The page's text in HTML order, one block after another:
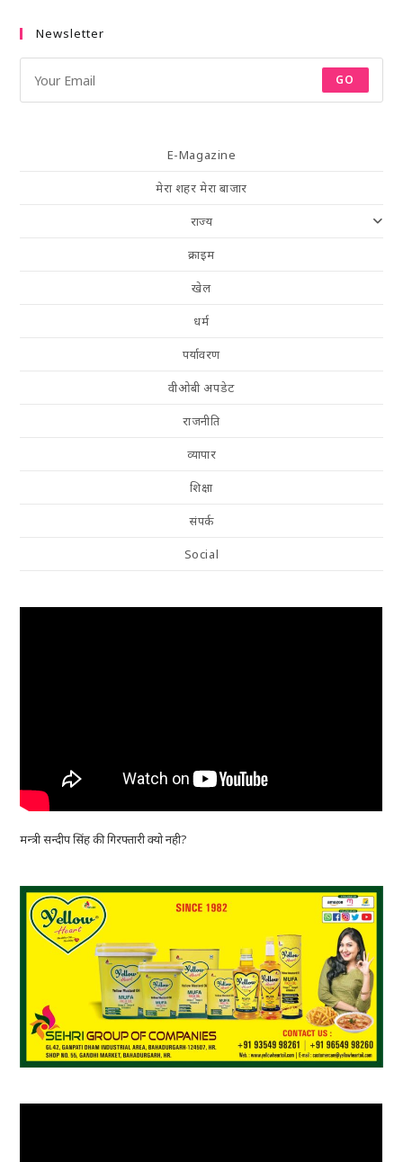
Newsletter
GO
E-Magazine
मेरा शहर मेरा बाजार
राज्य
क्राइम
खेल
धर्म
पर्यावरण
वीओबी अपडेट
राजनीति
व्यापार
शिक्षा
संपर्क
Social
मन्त्री सन्दीप सिंह की गिरफ्तारी क्यो नही?